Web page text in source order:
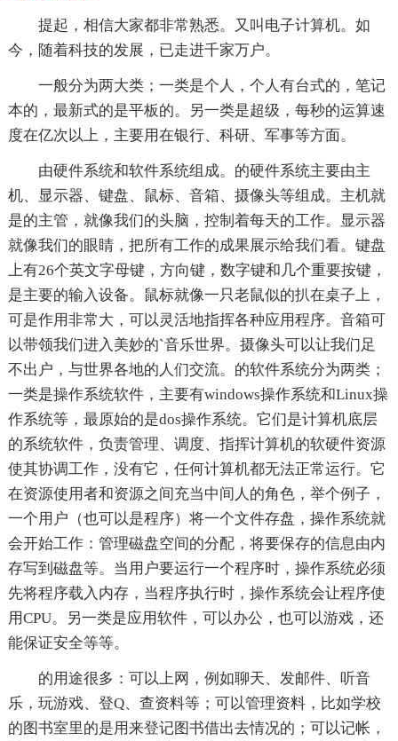
提起，相信大家都非常熟悉。又叫电子计算机。如
今，随着科技的发展，已走进千家万户。
一般分为两大类；一类是个人，个人有台式的，笔记
本的，最新式的是平板的。另一类是超级，每秒的运算速
度在亿次以上，主要用在银行、科研、军事等方面。
由硬件系统和软件系统组成。的硬件系统主要由主
机、显示器、键盘、鼠标、音箱、摄像头等组成。主机就
是的主管，就像我们的头脑，控制着每天的工作。显示器
就像我们的眼睛，把所有工作的成果展示给我们看。键盘
上有26个英文字母键，方向键，数字键和几个重要按键，
是主要的输入设备。鼠标就像一只老鼠似的扒在桌子上，
可是作用非常大，可以灵活地指挥各种应用程序。音箱可
以带领我们进入美妙的`音乐世界。摄像头可以让我们足
不出户，与世界各地的人们交流。的软件系统分为两类；
一类是操作系统软件，主要有windows操作系统和Linux操
作系统等，最原始的是dos操作系统。它们是计算机底层
的系统软件，负责管理、调度、指挥计算机的软硬件资源
使其协调工作，没有它，任何计算机都无法正常运行。它
在资源使用者和资源之间充当中间人的角色，举个例子，
一个用户（也可以是程序）将一个文件存盘，操作系统就
会开始工作：管理磁盘空间的分配，将要保存的信息由内
存写到磁盘等。当用户要运行一个程序时，操作系统必须
先将程序载入内存，当程序执行时，操作系统会让程序使
用CPU。另一类是应用软件，可以办公，也可以游戏，还
能保证安全等等。
的用途很多：可以上网，例如聊天、发邮件、听音
乐，玩游戏、登Q、查资料等；可以管理资料，比如学校
的图书室里的是用来登记图书借出去情况的；可以记帐，